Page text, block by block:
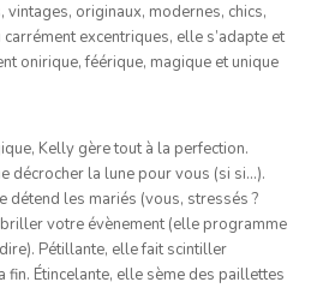
originaux, modernes, chics,
excentriques, elle s’adapte et
onirique, féérique, magique et unique
Kelly gère tout à la perfection.
décrocher la lune pour vous (si si…).
détend les mariés (vous, stressés ?
votre évènement (elle programme
Pétillante, elle fait scintiller
fin. Étincelante, elle sème des paillettes